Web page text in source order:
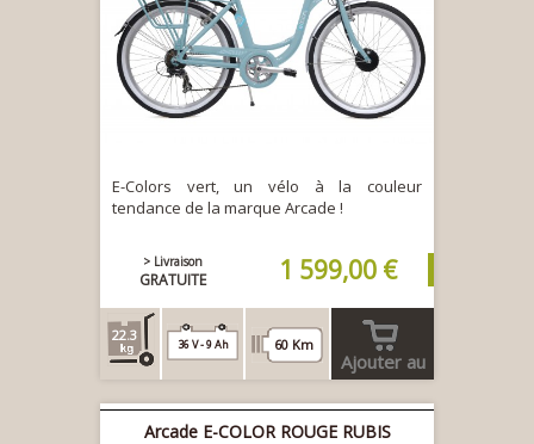
E-Colors vert, un vélo à la couleur
tendance de la marque Arcade !
> Livraison
GRATUITE 1 599,00 €
22.3
36 V - 9 Ah 60 Km
Ajouter au
panier
Arcade E-COLOR ROUGE RUBIS